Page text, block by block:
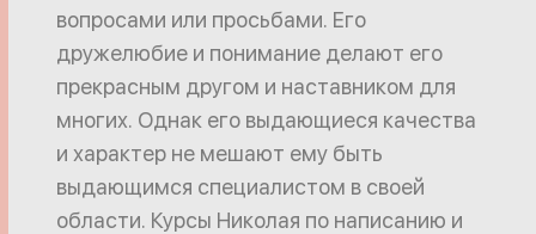
вопросами или просьбами. Его
дружелюбие и понимание делают его
прекрасным другом и наставником для
многих. Однак его выдающиеся качества
и характер не мешают ему быть
выдающимся специалистом в своей
области. Курсы Николая по написанию и